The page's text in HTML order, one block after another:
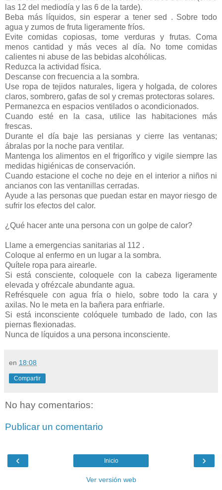
las 12 del mediodía y las 6 de la tarde).
Beba más líquidos, sin esperar a tener sed . Sobre todo
agua y zumos de fruta ligeramente fríos.
Evite comidas copiosas, tome verduras y frutas. Coma
menos cantidad y más veces al día. No tome comidas
calientes ni abuse de las bebidas alcohólicas.
Reduzca la actividad física.
Descanse con frecuencia a la sombra.
Use ropa de tejidos naturales, ligera y holgada, de colores
claros, sombrero, gafas de sol y cremas protectoras solares.
Permanezca en espacios ventilados o acondicionados.
Cuando esté en la casa, utilice las habitaciones más
frescas.
Durante el día baje las persianas y cierre las ventanas;
ábralas por la noche para ventilar.
Mantenga los alimentos en el frigorífico y vigile siempre las
medidas higiénicas de conservación.
Cuando estacione el coche no deje en el interior a niños ni
ancianos con las ventanillas cerradas.
Ayude a las personas que puedan estar en mayor riesgo de
sufrir los efectos del calor.
¿Qué hacer ante una persona con un golpe de calor?
Llame a emergencias sanitarias al 112 .
Coloque al enfermo en un lugar a la sombra.
Quítele ropa para airearle.
Si está consciente, coloquele con la cabeza ligeramente
elevada y ofrézcale abundante agua.
Refrésquele con agua fría o hielo, sobre todo la cara y
axilas. No le meta en la bañera para enfriarle.
Si está inconsciente colóquele tumbado de lado, con las
piernas flexionadas.
Nunca de líquidos a una persona inconsciente.
en 18:08
Compartir
No hay comentarios:
Publicar un comentario
‹ ›
Inicio
Ver versión web